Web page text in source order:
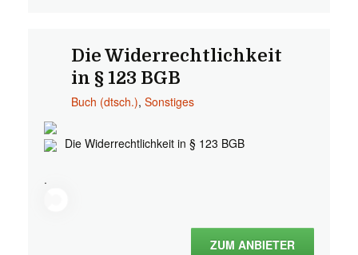
Die Widerrechtlichkeit
in § 123 BGB
Buch (dtsch.), Sonstiges
Die Widerrechtlichkeit in § 123 BGB
.
ZUM ANBIETER